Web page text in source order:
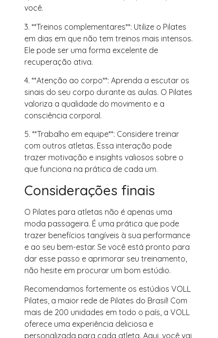
você.
3. **Treinos complementares**: Utilize o Pilates
em dias em que não tem treinos mais intensos.
Ele pode ser uma forma excelente de
recuperação ativa.
4. **Atenção ao corpo**: Aprenda a escutar os
sinais do seu corpo durante as aulas. O Pilates
valoriza a qualidade do movimento e a
consciência corporal.
5. **Trabalho em equipe**: Considere treinar
com outros atletas. Essa interação pode
trazer motivação e insights valiosos sobre o
que funciona na prática de cada um.
Considerações finais
O Pilates para atletas não é apenas uma
moda passageira. É uma prática que pode
trazer benefícios tangíveis à sua performance
e ao seu bem-estar. Se você está pronto para
dar esse passo e aprimorar seu treinamento,
não hesite em procurar um bom estúdio.
Recomendamos fortemente os estúdios VOLL
Pilates, a maior rede de Pilates do Brasil! Com
mais de 200 unidades em todo o país, a VOLL
oferece uma experiência deliciosa e
personalizada para cada atleta. Aqui, você vai